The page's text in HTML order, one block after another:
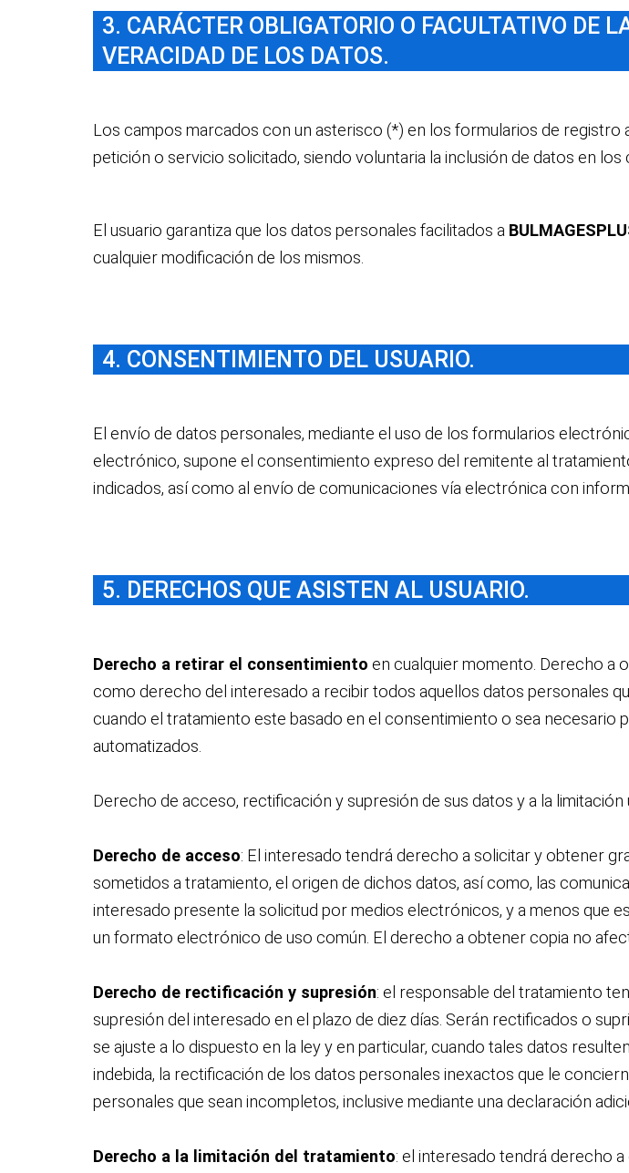
3. CARÁCTER OBLIGATORIO O FACULTATIVO DE
VERACIDAD DE LOS DATOS.
Los campos marcados con un asterisco (*) en los formularios de
petición o servicio solicitado, siendo voluntaria la inclusión de datos en los
El usuario garantiza que los datos personales facilitados a
cualquier modificación de los mismos.
4. CONSENTIMIENTO DEL USUARIO.
El envío de datos personales, mediante el uso de los formularios
electrónico, supone el consentimiento expreso del remitente al
indicados, así como al envío de comunicaciones vía electrónica con
5. DERECHOS QUE ASISTEN AL USUARIO.
Derecho a retirar el consentimiento en cualquier momento. Derecho a
como derecho del interesado a recibir todos aquellos datos personales
cuando el tratamiento este basado en el consentimiento o sea
automatizados.
Derecho de acceso, rectificación y supresión de sus datos y a la limitación
Derecho de acceso: El interesado tendrá derecho a solicitar y obtener
sometidos a tratamiento, el origen de dichos datos, así como, las
interesado presente la solicitud por medios electrónicos, y a menos que
un formato electrónico de uso común. El derecho a obtener copia no
Derecho de rectificación y supresión: el responsable del tratamiento
supresión del interesado en el plazo de diez días. Serán rectificados o
se ajuste a lo dispuesto en la ley y en particular, cuando tales datos
indebida, la rectificación de los datos personales inexactos que le
personales que sean incompletos, inclusive mediante una declaración
Derecho a la limitación del tratamiento: el interesado tendrá derecho